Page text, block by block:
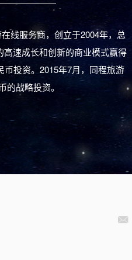
线服务商，创立于2004年，总
速成长和创新的商业模式赢得
投资。2015年7月，同程旅游
战略投资。